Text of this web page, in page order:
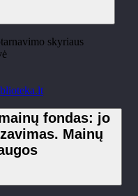
skyriaus
fondas: jo
Mainų